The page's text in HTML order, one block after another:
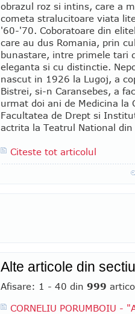
obrazul roz si intins, care a
cometa stralucitoare viata
'60-'70. Coboratoare din
care au dus Romania, prin
bunastare, intre primele tari
eleganta si cu distinctie.
nascut in 1926 la Lugoj, a
Bistrei, si-n Caransebes, a
urmat doi ani de Medicina la
Facultatea de Drept si
actrita la Teatrul National
Citeste tot articolul
Alte articole din
Afisare: 1 - 40 din 999
CORNELIU PORUMBOIU